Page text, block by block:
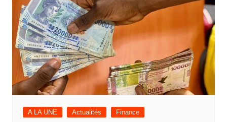
A LA UNE Actualités Finance